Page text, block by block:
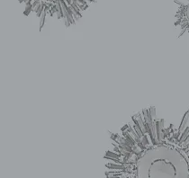
Постоянно обновляемый